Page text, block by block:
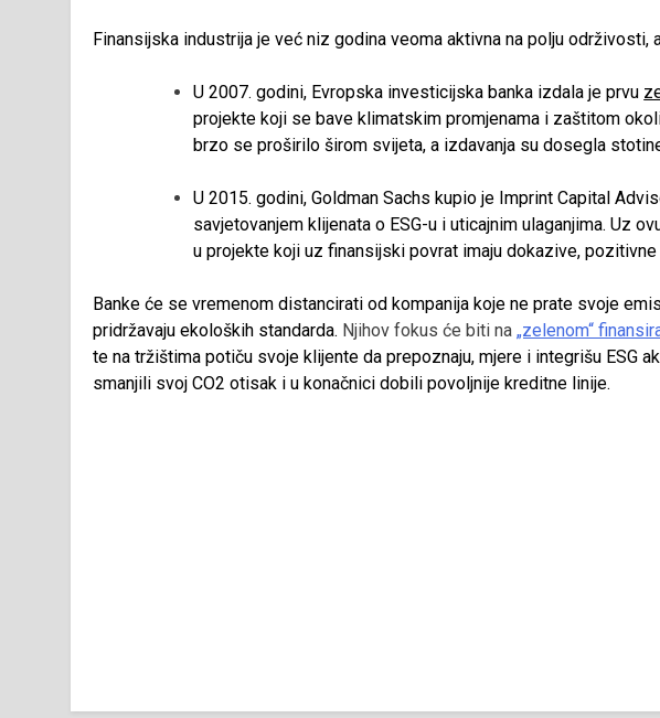
Finansijska industrija je već niz godina veoma aktivna na polju održivosti,
U 2007. godini, Evropska investicijska banka izdala je prvu
projekte koji se bave klimatskim promjenama i zaštitom
brzo se proširilo širom svijeta, a izdavanja su dosegla
U 2015. godini, Goldman Sachs kupio je Imprint Capital
savjetovanjem klijenata o ESG-u i uticajnim ulaganjima. Uz
u projekte koji uz finansijski povrat imaju dokazive,
Banke će se vremenom distancirati od kompanija koje ne prate svoje
pridržavaju ekoloških standarda. Njihov fokus će biti na „zelenom“
te na tržištima potiču svoje klijente da prepoznaju, mjere i integrišu ESG
smanjili svoj CO2 otisak i u konačnici dobili povoljnije kreditne linije.